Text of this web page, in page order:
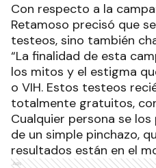
Con respecto a la
Retamoso precisó que
testeos, sino también
“La finalidad de esta
los mitos y el estigma
o VIH. Estos testeos
totalmente gratuitos,
Cualquier persona se
de un simple pinchazo,
resultados están en el
Ads